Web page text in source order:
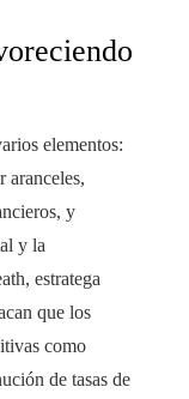
elementos:
aranceles,
y
y la
estratega
que los
como
de tasas de